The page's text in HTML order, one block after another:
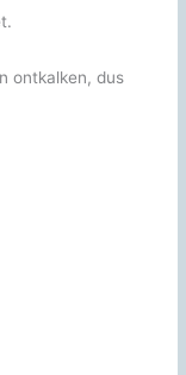
ontkalken, dus